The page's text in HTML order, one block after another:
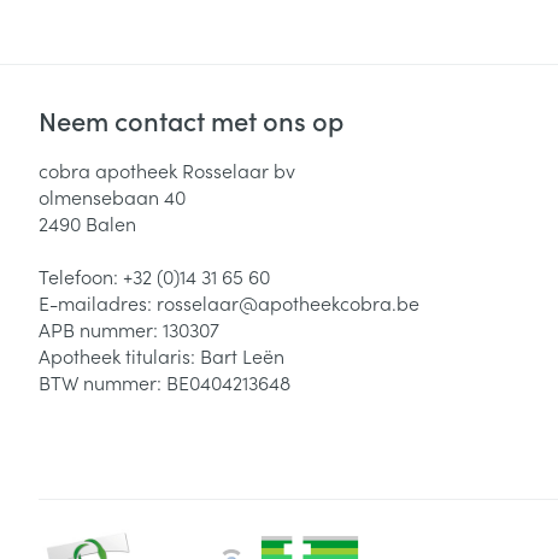
Neem contact met ons op
cobra apotheek Rosselaar bv
olmensebaan 40
2490 Balen
Telefoon: +32 (0)14 31 65 60
E-mailadres: rosselaar@apotheekcobra.be
APB nummer: 130307
Apotheek titularis: Bart Leën
BTW nummer: BE0404213648